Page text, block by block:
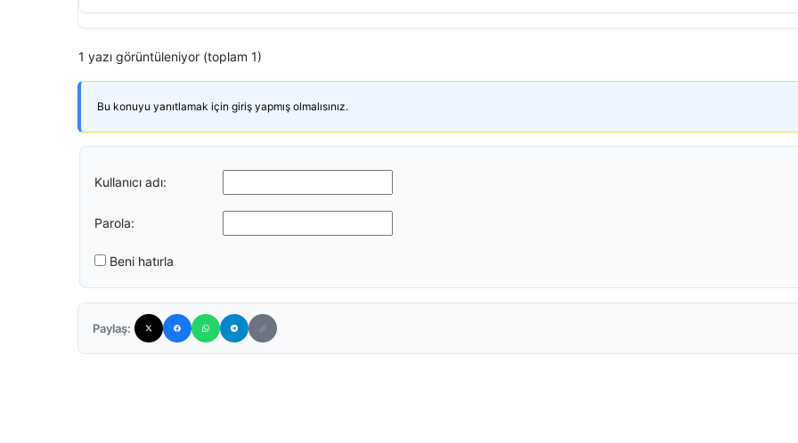
1 yazı görüntüleniyor (toplam 1)
Bu konuyu yanıtlamak için giriş yapmış olmalısınız.
Kullanıcı adı:
Parola:
Beni hatırla
Paylaş: